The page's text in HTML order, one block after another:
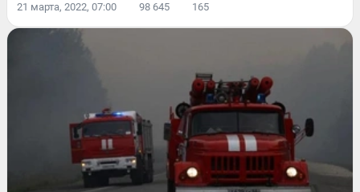
21 марта, 2022, 07:00 98 645 165